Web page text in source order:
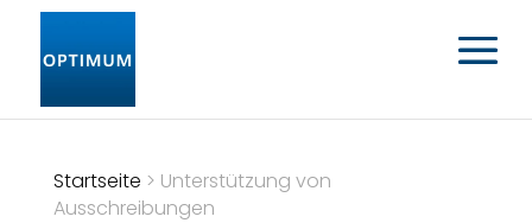
Startseite > Unterstützung von
Ausschreibungen